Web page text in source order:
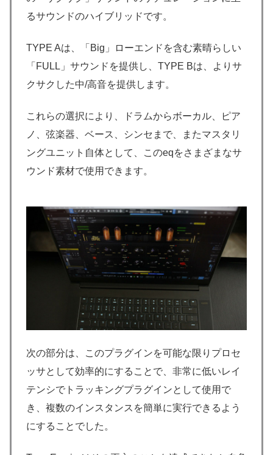
るサウンドのハイブリッドです。
TYPE Aは、「Big」ローエンドを含む素晴らしい
「FULL」サウンドを提供し、TYPE Bは、よりサ
クサクした中/高音を提供します。
これらの選択により、ドラムからボーカル、ピア
ノ、弦楽器、ベース、シンセまで、またマスタリ
ングユニット自体として、このeqをさまざまなサ
ウンド素材で使用できます。
次の部分は、このプラグインを可能な限りプロセ
ッサとして効率的にすることで、非常に低いレイ
テンシでトラッキングプラグインとして使用で
き、複数のインスタンスを簡単に実行できるよう
にすることでした。